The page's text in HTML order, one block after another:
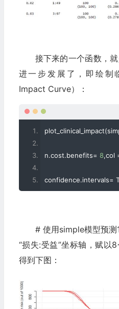
接下来的一个函数，
进一步发展了，即绘制
Impact Curve）：
plot_clinical_impact(
n.cost.benefits= 8,col
confidence.intervals=
# 使用simple模型预
“损失:受益”坐标轴，赋以
得到下图：